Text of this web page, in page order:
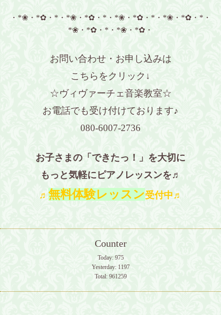
・*❀・*✿・*・*❀・*✿・*・*❀・*✿・*・*❀・*✿・*・
*❀・*✿・*・*❀・*✿・
お問い合わせ・お申し込みは
こちらをクリック↓
☆ヴィヴァーチェ音楽教室☆
お電話でも受け付けております♪
080-6007-2736
お子さまの「できたっ！」を大切に
もっと気軽にピアノレッスンを♬
♬ 無料体験レッスン受付中♬
Counter
Today: 975
Yesterday: 1197
Total: 961259